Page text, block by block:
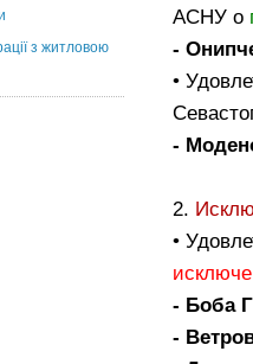
з житловою
АСНУ о
-
•
-
2.
•
- Боба
-